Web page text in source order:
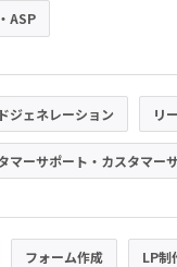
ASP
ジェネレーション リ
マーサポート・カスタマー
フォーム作成 LP制